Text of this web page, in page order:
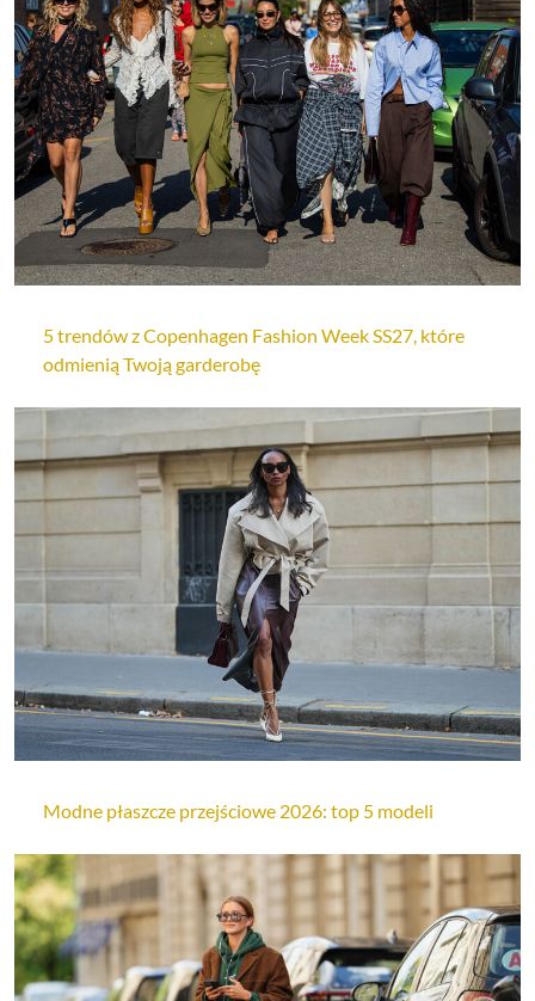
5 trendów z Copenhagen Fashion Week SS27, które
odmienią Twoją garderobę
Modne płaszcze przejściowe 2026: top 5 modeli